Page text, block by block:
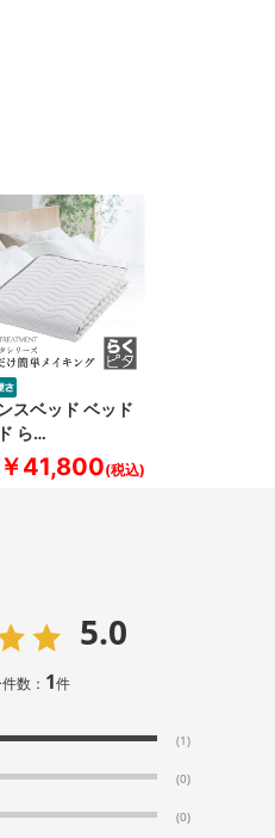
スベッド ベッド
ら…
￥41,800
5.0
数： 1件
(1)
(0)
(0)